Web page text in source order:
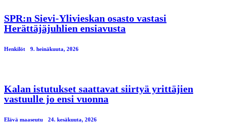
SPR:n Sievi-Ylivieskan osasto vastasi
Herättäjäjuhlien ensiavusta
Henkilöt 9. heinäkuuta, 2026
Kalan istutukset saattavat siirtyä yrittäjien
vastuulle jo ensi vuonna
Elävä maaseutu 24. kesäkuuta, 2026